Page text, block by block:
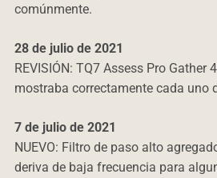
comúnmente.
28 de julio de 2021
REVISIÓN: TQ7 Assess Pro Gather
mostraba correctamente cada uno
7 de julio de 2021
NUEVO: Filtro de paso alto
deriva de baja frecuencia para